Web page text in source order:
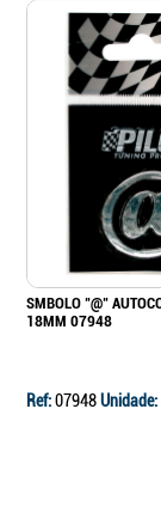
SMBOLO "@"
18MM 07948
Ref:07948Unidade: